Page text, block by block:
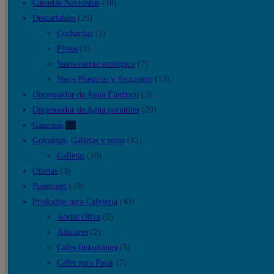
Canastas Navideñas (18)
Descartables (26)
Cucharitas (2)
Platos (1)
Vasos carton ecologico (7)
Vasos Plasticos y Tecnoport (13)
Dispensador de Agua Electrico (3)
Dispensador de Agua portatiles (20)
Gaseosas
Golosinas, Galletas y otros (12)
Galletas (10)
Ofertas (3)
Panetones (19)
Productos para Cafeteria (43)
Aceite Oliva (2)
Azucares (2)
Cafes Instantaneo (5)
Cafes para Pasar (7)